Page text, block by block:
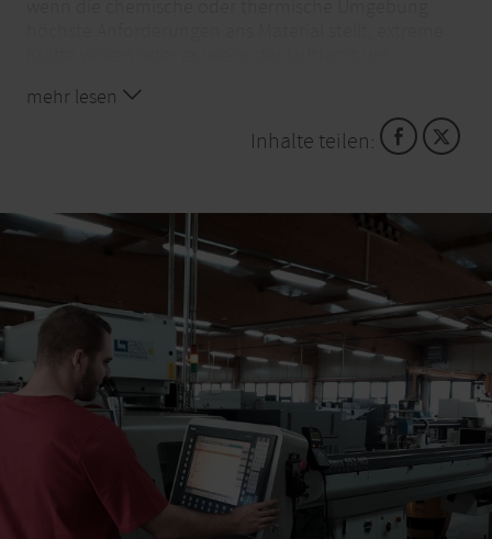
Meist werden kleinere Serien für diese
Spezialanlagen geordert. Es kommt allerdings auch
benötigt wird. „Bei uns bringt jeder Auftrag immer
wieder neue Anforderungen mit – und dass macht
den Job für unsere Mitarbeiter abwechslungsreich
und anspruchsvoll“, so Personalleiter Armin Schuh.
So sind die Zerspanungsmechaniker/innen in der
modernen Produktionshalle von der
Programmierung der CNC-Maschinen und Robotern
bis zur Qualitätskontrolle für das Endprodukt
verantwortlich. Mitunter muss auch schon einmal
bis zum nächsten Tag ein neues Verbindungsteil
produziert und per Express in die Welt verschickt
werden. „Wir produzieren zwar nur kleine Teile für
riesige Anlagen. Doch wenn diese nicht vorhanden
sind, steht die gesamte Anlage still“, so Schuh.
mehr lesen
Inhalte teilen: